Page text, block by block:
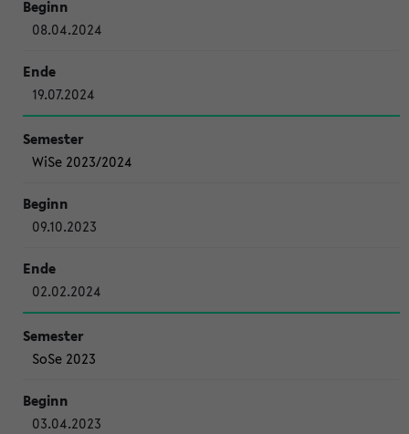
08.04.2024
19.07.2024
WiSe 2023/2024
09.10.2023
02.02.2024
SoSe 2023
03.04.2023